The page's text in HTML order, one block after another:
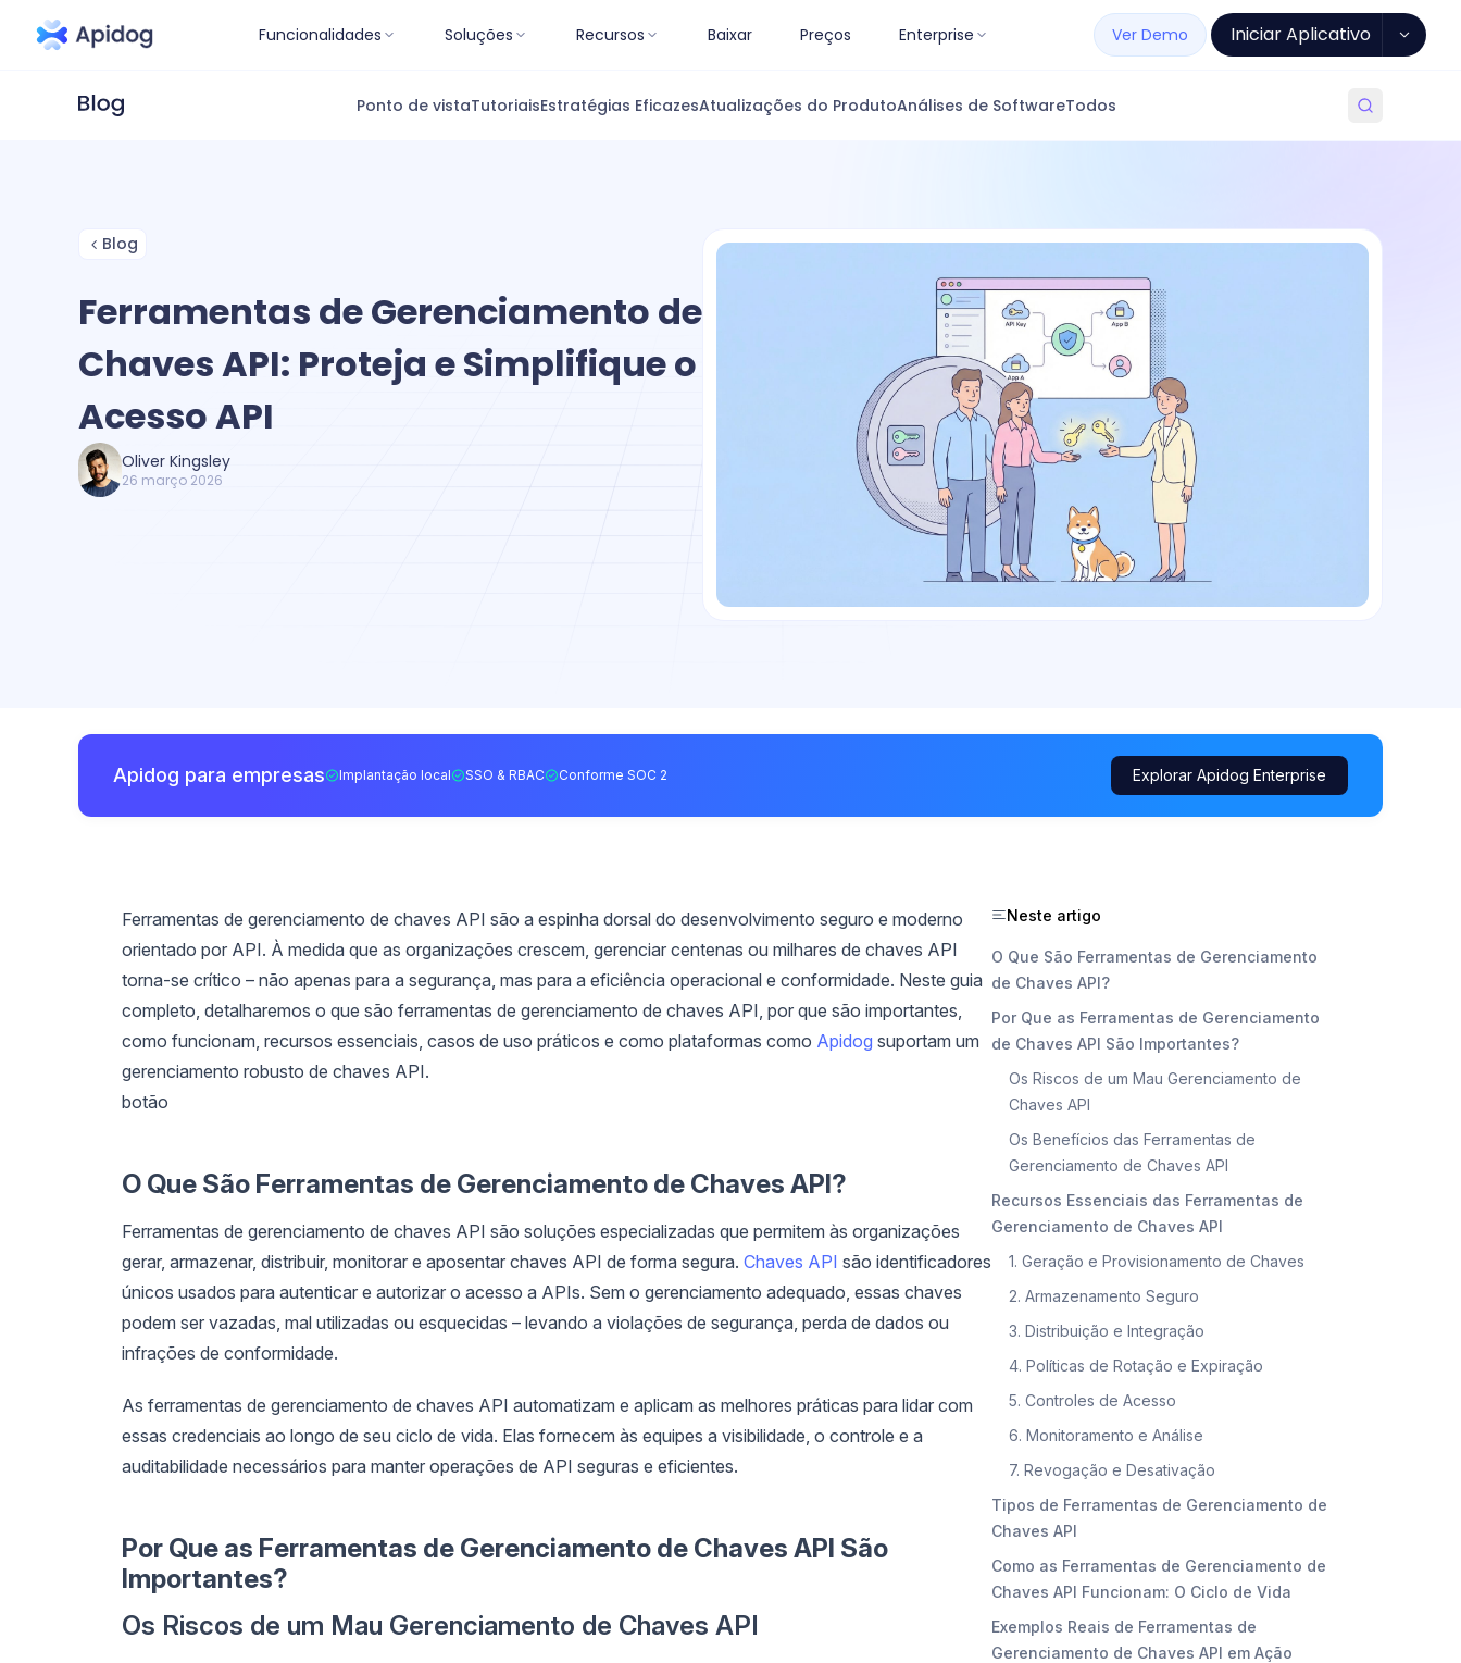
Funcionalidades Soluções Recursos Baixar Preços Enterprise Ver Demo Iniciar Aplicativo
Ponto de vistaTutoriaisEstratégias EficazesAtualizações do ProdutoAnálises de SoftwareTodos
Blog
Ferramentas de Gerenciamento de
Chaves API: Proteja e Simplifique o
Acesso API
Oliver Kingsley
26 março 2026
Apidog para empresas Implantação local SSO & RBAC Conforme SOC 2 Explorar Apidog Enterprise
Ferramentas de gerenciamento de chaves API são a espinha dorsal do desenvolvimento seguro e moderno
orientado por API. À medida que as organizações crescem, gerenciar centenas ou milhares de chaves API
torna-se crítico – não apenas para a segurança, mas para a eficiência operacional e conformidade. Neste guia
completo, detalharemos o que são ferramentas de gerenciamento de chaves API, por que são importantes,
como funcionam, recursos essenciais, casos de uso práticos e como plataformas como Apidog suportam um
gerenciamento robusto de chaves API.
botão
O Que São Ferramentas de Gerenciamento de Chaves API?
Ferramentas de gerenciamento de chaves API são soluções especializadas que permitem às organizações
gerar, armazenar, distribuir, monitorar e aposentar chaves API de forma segura. Chaves API são identificadores
únicos usados para autenticar e autorizar o acesso a APIs. Sem o gerenciamento adequado, essas chaves
podem ser vazadas, mal utilizadas ou esquecidas – levando a violações de segurança, perda de dados ou
infrações de conformidade.
As ferramentas de gerenciamento de chaves API automatizam e aplicam as melhores práticas para lidar com
essas credenciais ao longo de seu ciclo de vida. Elas fornecem às equipes a visibilidade, o controle e a
auditabilidade necessários para manter operações de API seguras e eficientes.
Por Que as Ferramentas de Gerenciamento de Chaves API São
Importantes?
Os Riscos de um Mau Gerenciamento de Chaves API
Neste artigo
O Que São Ferramentas de Gerenciamento
de Chaves API?
Por Que as Ferramentas de Gerenciamento
de Chaves API São Importantes?
Os Riscos de um Mau Gerenciamento de
Chaves API
Os Benefícios das Ferramentas de
Gerenciamento de Chaves API
Recursos Essenciais das Ferramentas de
Gerenciamento de Chaves API
1. Geração e Provisionamento de Chaves
2. Armazenamento Seguro
3. Distribuição e Integração
4. Políticas de Rotação e Expiração
5. Controles de Acesso
6. Monitoramento e Análise
7. Revogação e Desativação
Tipos de Ferramentas de Gerenciamento de
Chaves API
Como as Ferramentas de Gerenciamento de
Chaves API Funcionam: O Ciclo de Vida
Exemplos Reais de Ferramentas de
Gerenciamento de Chaves API em Ação